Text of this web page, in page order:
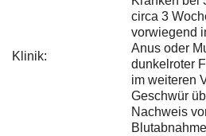
Klinik:
circa 3
vorwiegend
Anus oder
dunkelroter
im weiteren
Geschwür
Nachweis